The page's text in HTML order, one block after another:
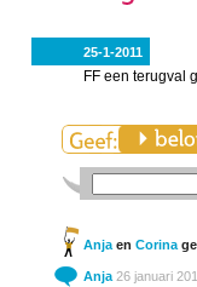
25-1-2011
FF een terugval
Anjaen Corina
Anja 26 januari